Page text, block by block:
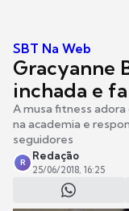
SBT Na Web
Gracyanne
inchada e
A musa fitness
na academia e
seguidores
R
Redação
25/06/2018, 16:25